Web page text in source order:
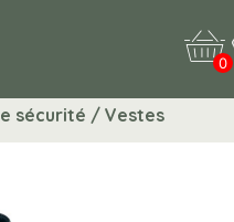
0
sécurité / Vestes